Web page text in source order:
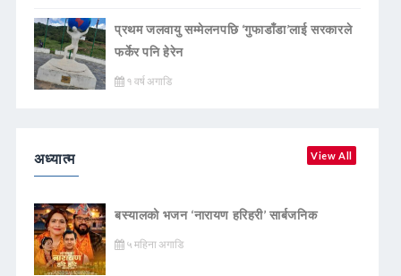
प्रथम जलवायु सम्मेलनपछि ‘गुफाडाँडा’लाई सरकारले
फर्केर पनि हेरेन
१ वर्ष अगाडि
अध्यात्म View All
बस्यालको भजन ‘नारायण हरिहरी’ सार्बजनिक
५ महिना अगाडि